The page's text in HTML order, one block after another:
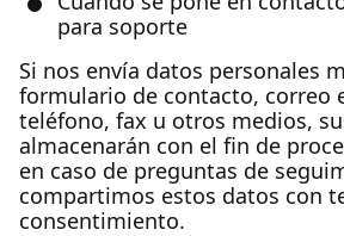
para soporte
Si nos envía datos personales
formulario de contacto, correo
teléfono, fax u otros medios,
almacenarán con el fin de
en caso de preguntas de
compartimos estos datos con
consentimiento.